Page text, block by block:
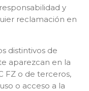
y
reclamación en
distintivos de
aparezcan en la
FZ o de terceros,
o acceso a la